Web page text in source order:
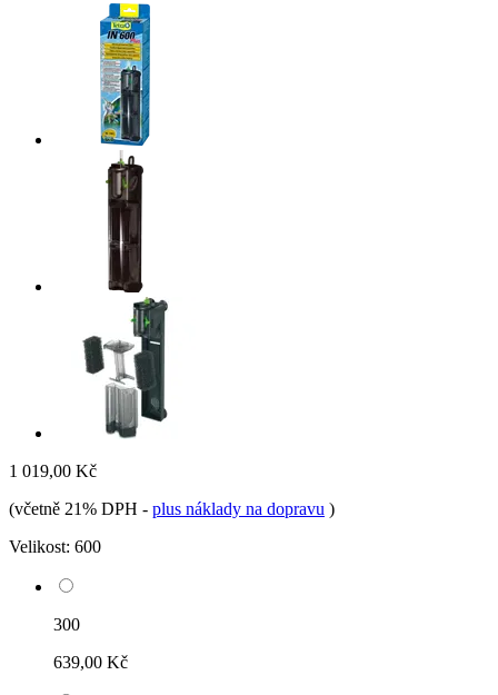
1 019,00 Kč
(včetně 21% DPH - plus náklady na dopravu )
Velikost: 600
300
639,00 Kč